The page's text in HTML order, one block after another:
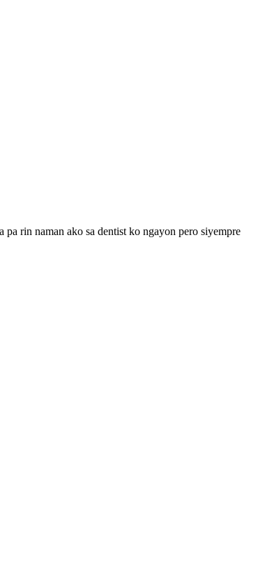
rin naman ako sa dentist ko ngayon pero siyempre